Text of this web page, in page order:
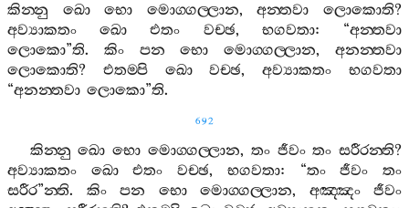
කින‍්නු
ඛො භො මොග‍්ගල‍්ලාන,අන‍්තවා ලොකොති?
අව්‍යාකතං
ඛො එතං වච‍්ඡ, භගවතා: “අන‍්තවා
ලොකො”ති. කිං පන භො මොග‍්ගල‍්ලාන,අනන‍්තවා
ලොකොති? එතම‍්පි ඛො වච‍්ඡ,අව්‍යාකතං
භගවතා
“අනන‍්තවා ලොකො”ති.
692
කින‍්නු ඛො භො මොග‍්ගල‍්ලාන, තං ජීවං තං සරීරන‍්ති?
අව්‍යාකතං
ඛො එතං වච‍්ඡ, භගවතා: “තං ජීවං
තං
සරීර”න‍්ති. කිං පන භො මොග‍්ගල‍්ලාන, අඤ‍්ඤං
ජීවං